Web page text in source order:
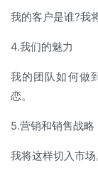
我的客户是谁?我
4.我们的魅力
我的团队如何做
恋。
5.营销和销售战略
我将这样切入市